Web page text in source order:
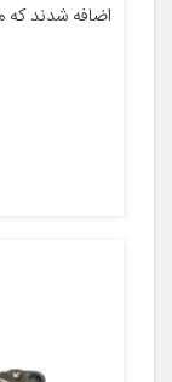
اضافه شدند